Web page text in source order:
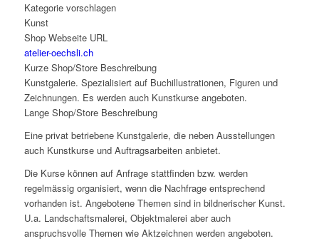
Kategorie vorschlagen
Kunst
Shop Webseite URL
atelier-oechsli.ch
Kurze Shop/Store Beschreibung
Kunstgalerie. Spezialisiert auf Buchillustrationen, Figuren und
Zeichnungen. Es werden auch Kunstkurse angeboten.
Lange Shop/Store Beschreibung
Eine privat betriebene Kunstgalerie, die neben Ausstellungen
auch Kunstkurse und Auftragsarbeiten anbietet.
Die Kurse können auf Anfrage stattfinden bzw. werden
regelmässig organisiert, wenn die Nachfrage entsprechend
vorhanden ist. Angebotene Themen sind in bildnerischer Kunst.
U.a. Landschaftsmalerei, Objektmalerei aber auch
anspruchsvolle Themen wie Aktzeichnen werden angeboten.